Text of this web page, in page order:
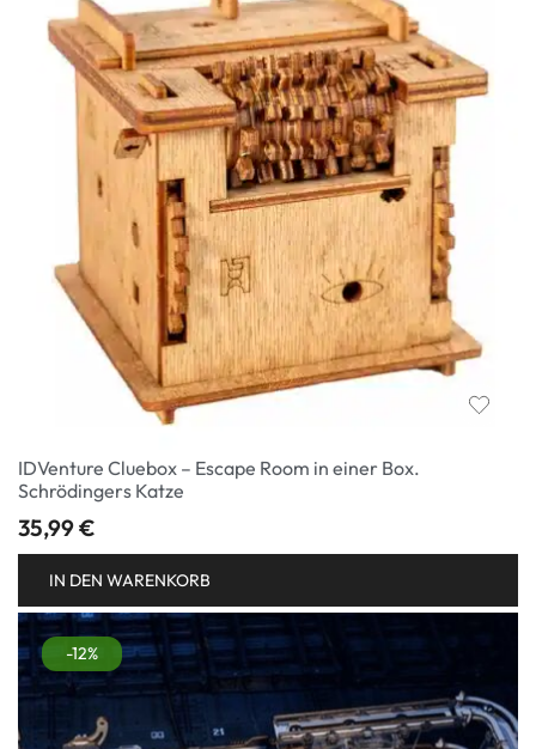
IDVenture Cluebox – Escape Room in einer Box.
Schrödingers Katze
35,99€
IN DEN WARENKORB
-12%